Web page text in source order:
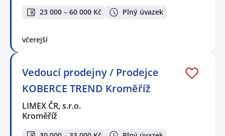
23 000 – 60 000 Kč Plný úvazek
včerejší
Vedoucí prodejny / Prodejce
KOBERCE TREND Kroměříž
LIMEX ČR, s.r.o.
Kroměříž